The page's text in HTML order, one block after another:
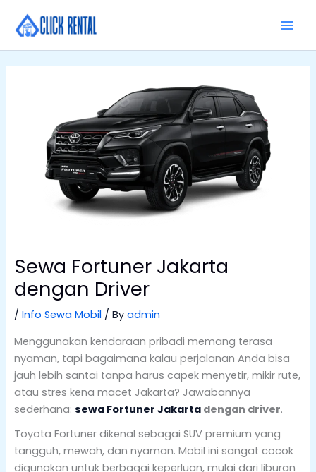
Sewa Fortuner Jakarta
dengan Driver
/ Info Sewa Mobil/ By admin
Menggunakan kendaraan pribadi memang terasa
nyaman, tapi bagaimana kalau perjalanan Anda bisa
jauh lebih santai tanpa harus capek menyetir, mikir rute,
atau stres kena macet Jakarta? Jawabannya
sederhana: sewa Fortuner Jakartadengan driver.
Toyota Fortuner dikenal sebagai SUV premium yang
tangguh, mewah, dan nyaman. Mobil ini sangat cocok
digunakan untuk berbagai keperluan, mulai dari liburan